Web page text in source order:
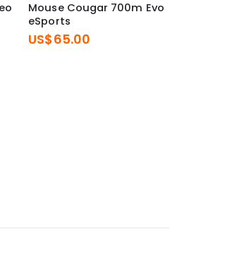
Mouse Cougar 700m Evo
eSports
US$65.00